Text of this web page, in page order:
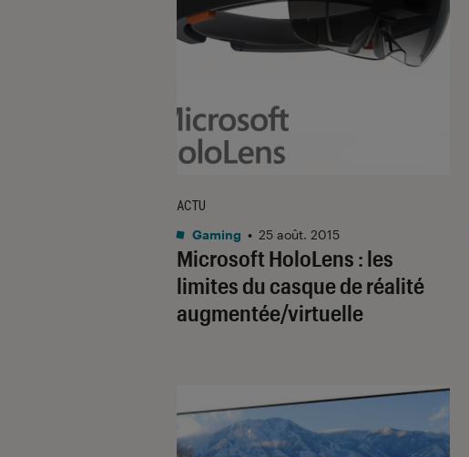
Microsoft HoloLens : les
limites du casque de réalité
augmentée/virtuelle
ACTU
Gaming • 25 août. 2015